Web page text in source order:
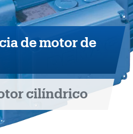
de motor de
cilíndrico